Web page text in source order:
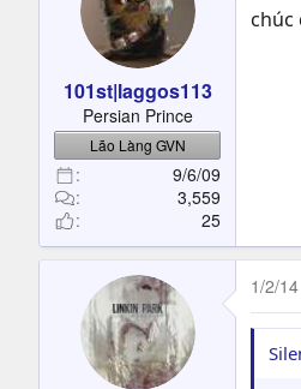
101st|laggos113
Persian Prince
Lão Làng GVN
9/6/09
3,559
25
chúc
1/2/14